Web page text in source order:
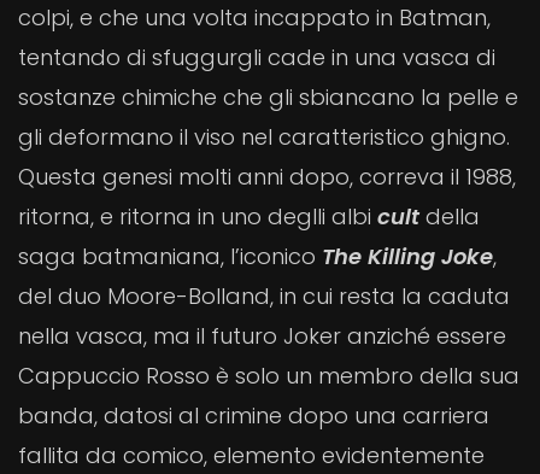
colpi, e che una volta incappato in Batman,
tentando di sfuggurgli cade in una vasca di
sostanze chimiche che gli sbiancano la pelle e
gli deformano il viso nel caratteristico ghigno.
Questa genesi molti anni dopo, correva il 1988,
ritorna, e ritorna in uno deglli albi cultdella
saga batmaniana, l’iconico The Killing Joke,
del duo Moore-Bolland, in cui resta la caduta
nella vasca, ma il futuro Joker anziché essere
Cappuccio Rosso è solo un membro della sua
banda, datosi al crimine dopo una carriera
fallita da comico, elemento evidentemente